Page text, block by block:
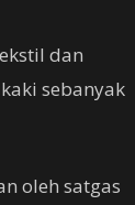
dan
sebanyak
oleh satgas